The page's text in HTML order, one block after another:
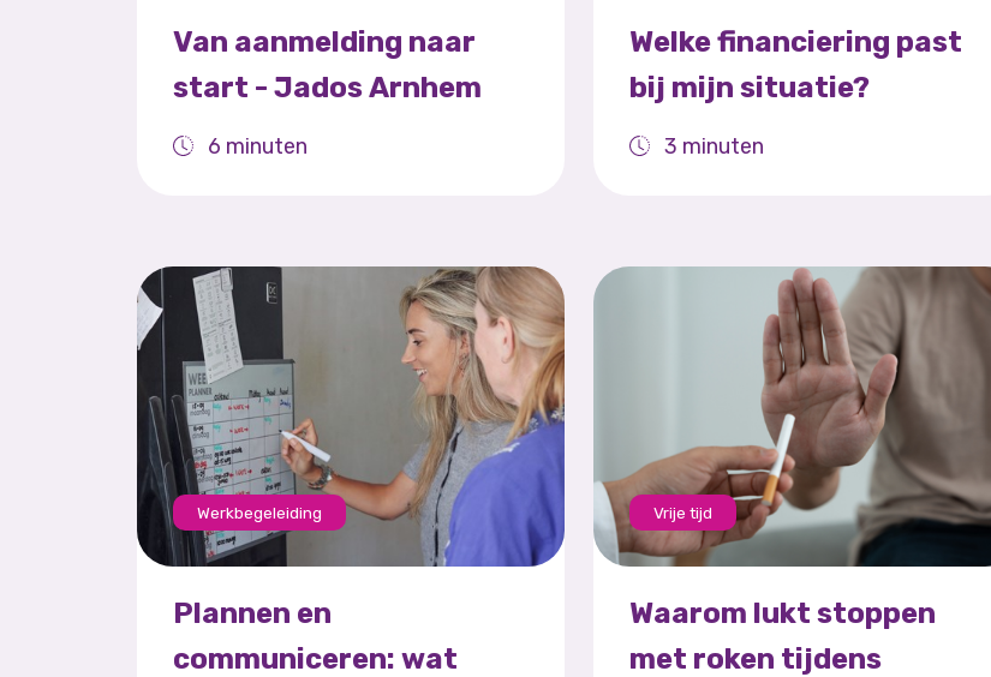
Van aanmelding naar
start - Jados Arnhem
6 minuten
Welke financiering past
bij mijn situatie?
3 minuten
Werkbegeleiding
Plannen en
communiceren: wat
Vrije tijd
Waarom lukt stoppen
met roken tijdens